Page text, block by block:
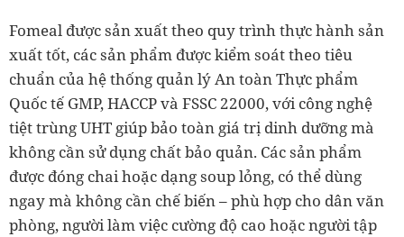
Fomeal được sản xuất theo quy trình thực hành sản
xuất tốt, các sản phẩm được kiểm soát theo tiêu
chuẩn của hệ thống quản lý An toàn Thực phẩm
Quốc tế GMP, HACCP và FSSC 22000, với công nghệ
tiệt trùng UHT giúp bảo toàn giá trị dinh dưỡng mà
không cần sử dụng chất bảo quản. Các sản phẩm
được đóng chai hoặc dạng soup lỏng, có thể dùng
ngay mà không cần chế biến – phù hợp cho dân văn
phòng, người làm việc cường độ cao hoặc người tập